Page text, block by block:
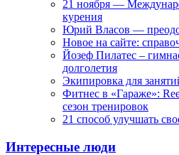
21 ноября —
курения
Юрий Власов —
Новое на сайте:
Йозеф Пилатес –
долголетия
Экипировка для
Фитнес в «Гараже»:
сезон тренировок
21 способ улучшать
Интересные люди